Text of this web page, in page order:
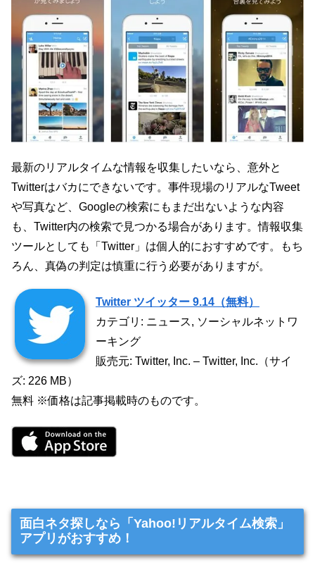
最新のリアルタイムな情報を収集したいなら、意外と
Twitterはバカにできないです。事件現場のリアルなTweet
や写真など、Googleの検索にもまだ出ないような内容
も、Twitter内の検索で見つかる場合があります。情報収集
ツールとしても「Twitter」は個人的におすすめです。もち
ろん、真偽の判定は慎重に行う必要がありますが。
Twitter ツイッター 9.14（無料）
カテゴリ: ニュース, ソーシャルネットワ
ーキング
販売元: Twitter, Inc. – Twitter, Inc.（サイ
ズ: 226 MB）
無料 ※価格は記事掲載時のものです。
面白ネタ探しなら「Yahoo!リアルタイム検索」
アプリがおすすめ！